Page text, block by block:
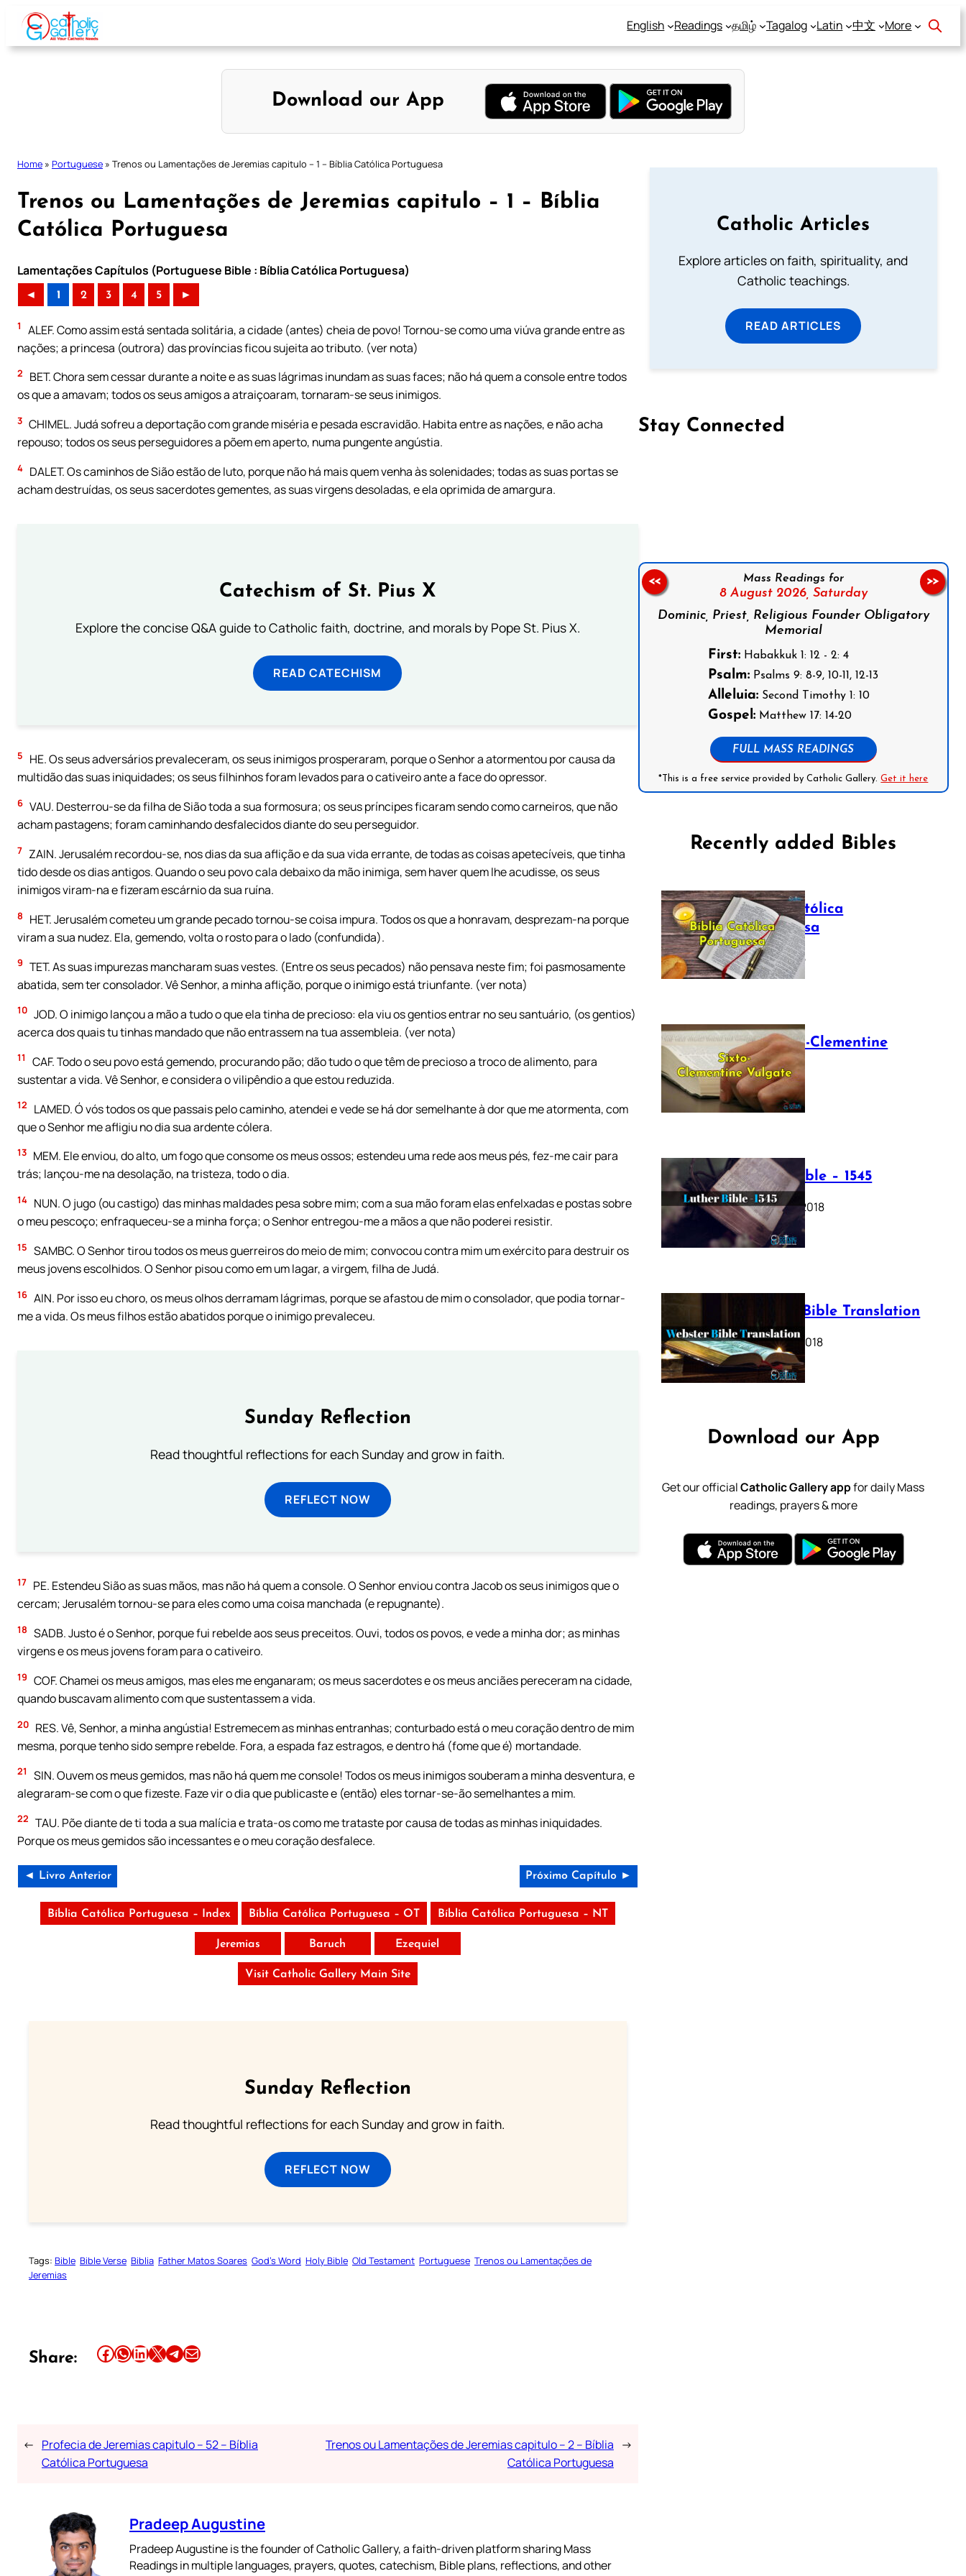
Skip
content
English Readings தமிழ் Tagalog Latin 中文 More
Download our App
Home » Portuguese » Trenos ou Lamentações de Jeremias capitulo – 1 – Bíblia Católica Portuguesa
Trenos ou Lamentações de Jeremias capitulo – 1 – Bíblia
Católica Portuguesa
Lamentações Capítulos (Portuguese Bible : Bíblia Católica Portuguesa)
◄ 1 2 3 4 5 ►
1
ALEF. Como assim está sentada solitária, a cidade (antes) cheia de povo! Tornou-se como uma viúva grande entre as
nações; a princesa (outrora) das províncias ficou sujeita ao tributo. (ver nota)
2
BET. Chora sem cessar durante a noite e as suas lágrimas inundam as suas faces; não há quem a console entre todos
os que a amavam; todos os seus amigos a atraiçoaram, tornaram-se seus inimigos.
3 CHIMEL. Judá sofreu a deportação com grande miséria e pesada escravidão. Habita entre as nações, e não acha
repouso; todos os seus perseguidores a põem em aperto, numa pungente angústia.
4 DALET. Os caminhos de Sião estão de luto, porque não há mais quem venha às solenidades; todas as suas portas se
acham destruídas, os seus sacerdotes gementes, as suas virgens desoladas, e ela oprimida de amargura.
Catechism of St. Pius X
Explore the concise Q&A guide to Catholic faith, doctrine, and morals by Pope St. Pius X.
READ CATECHISM
5
HE. Os seus adversários prevaleceram, os seus inimigos prosperaram, porque o Senhor a atormentou por causa da
multidão das suas iniquidades; os seus filhinhos foram levados para o cativeiro ante a face do opressor.
6 VAU. Desterrou-se da filha de Sião toda a sua formosura; os seus príncipes ficaram sendo como carneiros, que não
acham pastagens; foram caminhando desfalecidos diante do seu perseguidor.
7 ZAIN. Jerusalém recordou-se, nos dias da sua aflição e da sua vida errante, de todas as coisas apetecíveis, que tinha
tido desde os dias antigos. Quando o seu povo cala debaixo da mão inimiga, sem haver quem lhe acudisse, os seus
inimigos viram-na e fizeram escárnio da sua ruína.
8
HET. Jerusalém cometeu um grande pecado tornou-se coisa impura. Todos os que a honravam, desprezam-na porque
viram a sua nudez. Ela, gemendo, volta o rosto para o lado (confundida).
9 TET. As suas impurezas mancharam suas vestes. (Entre os seus pecados) não pensava neste fim; foi pasmosamente
abatida, sem ter consolador. Vê Senhor, a minha aflição, porque o inimigo está triunfante. (ver nota)
10 JOD. O inimigo lançou a mão a tudo o que ela tinha de precioso: ela viu os gentios entrar no seu santuário, (os gentios)
acerca dos quais tu tinhas mandado que não entrassem na tua assembleia. (ver nota)
11
CAF. Todo o seu povo está gemendo, procurando pão; dão tudo o que têm de precioso a troco de alimento, para
sustentar a vida. Vê Senhor, e considera o vilipêndio a que estou reduzida.
12
LAMED. Ó vós todos os que passais pelo caminho, atendei e vede se há dor semelhante à dor que me atormenta, com
que o Senhor me afligiu no dia sua ardente cólera.
13 MEM. Ele enviou, do alto, um fogo que consome os meus ossos; estendeu uma rede aos meus pés, fez-me cair para
trás; lançou-me na desolação, na tristeza, todo o dia.
14 NUN. O jugo (ou castigo) das minhas maldades pesa sobre mim; com a sua mão foram elas enfelxadas e postas sobre
o meu pescoço; enfraqueceu-se a minha força; o Senhor entregou-me a mãos a que não poderei resistir.
15 SAMBC. O Senhor tirou todos os meus guerreiros do meio de mim; convocou contra mim um exército para destruir os
meus jovens escolhidos. O Senhor pisou como em um lagar, a virgem, filha de Judá.
16 AIN. Por isso eu choro, os meus olhos derramam lágrimas, porque se afastou de mim o consolador, que podia tornar-
me a vida. Os meus filhos estão abatidos porque o inimigo prevaleceu.
Sunday Reflection
Read thoughtful reflections for each Sunday and grow in faith.
REFLECT NOW
17 PE. Estendeu Sião as suas mãos, mas não há quem a console. O Senhor enviou contra Jacob os seus inimigos que o
cercam; Jerusalém tornou-se para eles como uma coisa manchada (e repugnante).
18 SADB. Justo é o Senhor, porque fui rebelde aos seus preceitos. Ouvi, todos os povos, e vede a minha dor; as minhas
virgens e os meus jovens foram para o cativeiro.
19 COF. Chamei os meus amigos, mas eles me enganaram; os meus sacerdotes e os meus anciães pereceram na cidade,
quando buscavam alimento com que sustentassem a vida.
20 RES. Vê, Senhor, a minha angústia! Estremecem as minhas entranhas; conturbado está o meu coração dentro de mim
mesma, porque tenho sido sempre rebelde. Fora, a espada faz estragos, e dentro há (fome que é) mortandade.
21
SIN. Ouvem os meus gemidos, mas não há quem me console! Todos os meus inimigos souberam a minha desventura, e
alegraram-se com o que fizeste. Faze vir o dia que publicaste e (então) eles tornar-se-ão semelhantes a mim.
22 TAU. Põe diante de ti toda a sua malícia e trata-os como me trataste por causa de todas as minhas iniquidades.
Porque os meus gemidos são incessantes e o meu coração desfalece.
◄ Livro Anterior Próximo Capítulo ►
Bíblia Católica Portuguesa – Index Bíblia Católica Portuguesa – OT Bíblia Católica Portuguesa – NT
Jeremias Baruch Ezequiel
Visit Catholic Gallery Main Site
Sunday Reflection
Read thoughtful reflections for each Sunday and grow in faith.
REFLECT NOW
Tags: Bible Bible Verse Biblia Father Matos Soares God’s Word Holy Bible Old Testament Portuguese Trenos ou Lamentações de
Jeremias
Share: Share this article on Facebook Share this article on WhatsApp Share this article on LinkedIn Share this article on X Share this article on TelegramEmail this Article
← Profecia de Jeremias capitulo – 52 – Bíblia
Católica Portuguesa
Trenos ou Lamentações de Jeremias capitulo – 2 – Bíblia
Católica Portuguesa
→
Pradeep Augustine
Pradeep Augustine is the founder of Catholic Gallery, a faith-driven platform sharing Mass
Readings in multiple languages, prayers, quotes, catechism, Bible plans, reflections, and other
Catholic Articles
Explore articles on faith, spirituality, and
Catholic teachings.
READ ARTICLES
Stay Connected
Mass Readings for
8 August 2026, Saturday
Dominic, Priest, Religious Founder Obligatory
Memorial
First: Habakkuk 1: 12 - 2: 4
Psalm: Psalms 9: 8-9, 10-11, 12-13
Alleluia: Second Timothy 1: 10
Gospel: Matthew 17: 14-20
FULL MASS READINGS
*This is a free service provided by Catholic Gallery.Get it here
<< >>
Recently added Bibles
Bíblia Católica
Portuguesa
July 16, 2025
The Sixto-Clementine
Vulgate
July 12, 2025
Luther Bible – 1545
October 17, 2018
Webster Bible Translation
October 11, 2018
Download our App
Get our officialCatholic Gallery appfor daily Mass
readings, prayers & more